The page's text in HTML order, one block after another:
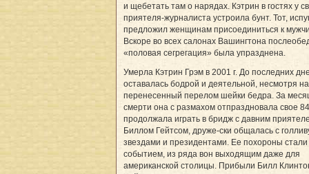
и щебетать там о нарядах. Кэтрин в гостях у
приятеля-журналиста устроила бунт. Тот,
предложил женщинам присоединиться к
Вскоре во всех салонах Вашингтона
«половая сегрегация» была упразднена.
Умерла Кэтрин Грэм в 2001 г. До последних
оставалась бодрой и деятельной, несмотря на
перенесенный перелом шейки бедра. За
смерти она с размахом отпраздновала свое
продолжала играть в бридж с давним
Биллом Гейтсом, друже-ски общалась с
звездами и президентами. Ее похороны стали
событием, из ряда вон выходящим даже для
американской столицы. Прибыли Билл